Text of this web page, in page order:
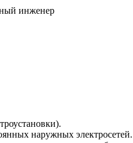
инженер
наружных электросетей.